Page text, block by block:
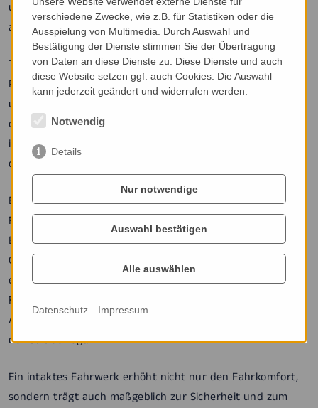
und weitere Bauteile sind täglich hohen Belastungen
ausgesetzt und unterliegen einem natürlichen Verschleiß.
Typische Anzeichen für ein verschlissenes Fahrwerk sind
Poltergeräusche, ein schwammiges Fahrgefühl,
ungleichmäßiger Reifenverschleiß, verlängerte Bremswege
oder ein Fahrzeug, das in Kurven oder beim Bremsen
instabil wirkt. Werden diese Symptome ignoriert, kann dies
die Fahrsicherheit erheblich beeinträchtigen.
Bei Rabe & Lange in Köln prüfen wir alle relevanten
Fahrwerkskomponenten sorgfältig auf Verschleiß und
Beschädigungen. Defekte Stoßdämpfer, Federn,
Querlenker, Traggelenke oder Lager werden fachgerecht
ersetzt. Nach der Reparatur kontrollieren wir das
Fahrverhalten und empfehlen bei Bedarf eine
Achsvermessung, damit Ihr Fahrzeug wieder optimal auf
der Straße liegt.
Ein intaktes Fahrwerk erhöht nicht nur den Fahrkomfort,
sondern trägt auch maßgeblich zur Sicherheit und zum
verschiedene Zwecke, wie z.B. für Statistiken oder die
Ausspielung von Multimedia. Durch Auswahl und
Bestätigung der Dienste stimmen Sie der Übertragung
von Daten an diese Dienste zu. Diese Dienste und auch
diese Website setzen ggf. auch Cookies. Die Auswahl
kann jederzeit geändert und widerrufen werden.
Notwendig
Details
Nur notwendige
Auswahl bestätigen
Alle auswählen
Datenschutz Impressum